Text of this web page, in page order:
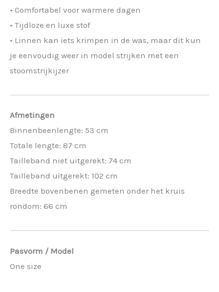
• Comfortabel voor warmere dagen
• Tijdloze en luxe stof
• Linnen kan iets krimpen in de was, maar dit kun
je eenvoudig weer in model strijken met een
stoomstrijkijzer
Afmetingen
Binnenbeenlengte: 53 cm
Totale lengte: 87 cm
Tailleband niet uitgerekt: 74 cm
Tailleband uitgerekt: 102 cm
Breedte bovenbenen gemeten onder het kruis
rondom: 66 cm
Pasvorm / Model
One size